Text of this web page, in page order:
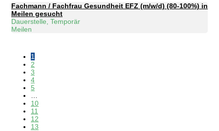
Fachmann / Fachfrau Gesundheit EFZ (m/w/d) (80-100%) in
Meilen gesucht
Dauerstelle, Temporär
Meilen
1
2
3
4
5
10
11
12
13